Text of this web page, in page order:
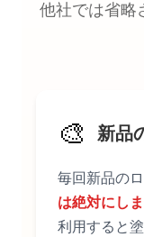
他社では省略
🎨 新品
毎回新品の
は絶対にし
利用すると